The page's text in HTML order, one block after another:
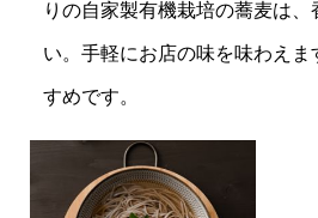
りの自家製有機栽培の蕎麦は
い。手軽にお店の味を味わえま
すめです。